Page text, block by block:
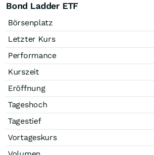
Bond Ladder ETF
Börsenplatz
Letzter Kurs
Performance
Kurszeit
Eröffnung
Tageshoch
Tagestief
Vortageskurs